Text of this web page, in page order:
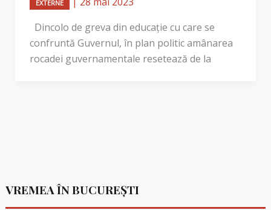
EXTERNE
​Dincolo de greva din educație cu care se
confruntă Guvernul, în plan politic amânarea
rocadei guvernamentale resetează de la
VREMEA ÎN BUCUREȘTI